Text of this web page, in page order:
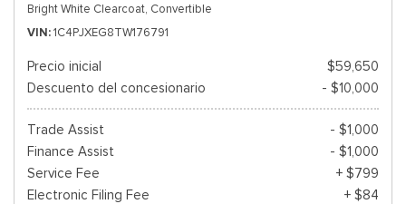
Bright White Clearcoat, Convertible
VIN 1C4PJXEG8TW176791
Precio inicial
$59,650
Descuento del concesionario
- $10,000
Trade Assist
- $1,000
Finance Assist
- $1,000
Service Fee
+ $799
Electronic Filing Fee
+ $84